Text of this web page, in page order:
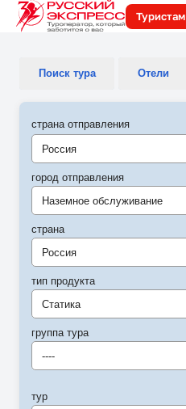
Туристам
Поиск тура Отели
страна отправления
город отправления
Наземное обслуживание
страна
Россия
тип продукта
Статика
группа тура
----
тур